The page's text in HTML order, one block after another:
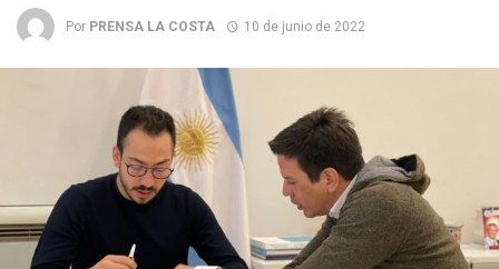
Por PRENSA LA COSTA 10 de junio de 2022